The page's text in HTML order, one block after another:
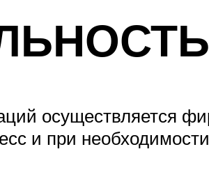
осуществляется
и при